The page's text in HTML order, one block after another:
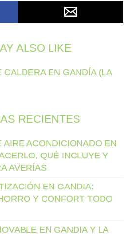
ALSO LIKE
CALDERA EN GANDÍA (LA
RECIENTES
AIRE ACONDICIONADO EN
QUÉ INCLUYE Y
AVERÍAS
EN GANDIA:
Y CONFORT TODO
EN GANDIA Y LA